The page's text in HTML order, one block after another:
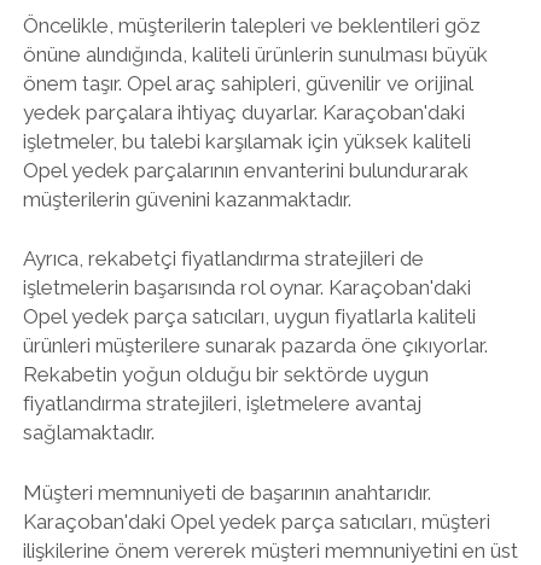
Öncelikle, müşterilerin talepleri ve beklentileri göz
önüne alındığında, kaliteli ürünlerin sunulması büyük
önem taşır. Opel araç sahipleri, güvenilir ve orijinal
yedek parçalara ihtiyaç duyarlar. Karaçoban'daki
işletmeler, bu talebi karşılamak için yüksek kaliteli
Opel yedek parçalarının envanterini bulundurarak
müşterilerin güvenini kazanmaktadır.
Ayrıca, rekabetçi fiyatlandırma stratejileri de
işletmelerin başarısında rol oynar. Karaçoban'daki
Opel yedek parça satıcıları, uygun fiyatlarla kaliteli
ürünleri müşterilere sunarak pazarda öne çıkıyorlar.
Rekabetin yoğun olduğu bir sektörde uygun
fiyatlandırma stratejileri, işletmelere avantaj
sağlamaktadır.
Müşteri memnuniyeti de başarının anahtarıdır.
Karaçoban'daki Opel yedek parça satıcıları, müşteri
ilişkilerine önem vererek müşteri memnuniyetini en üst